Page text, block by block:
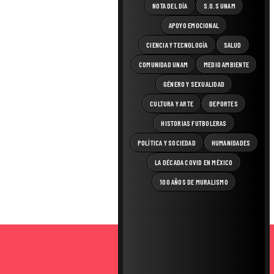
NOTA DEL DÍA S.O.S UNAM
APOYO EMOCIONAL
CIENCIA Y TECNOLOGÍA SALUD
COMUNIDAD UNAM MEDIO AMBIENTE
GÉNERO Y SEXUALIDAD
CULTURA Y ARTE DEPORTES
HISTORIAS FUTBOLERAS
POLÍTICA Y SOCIEDAD HUMANIDADES
LA DÉCADA COVID EN MÉXICO
100 AÑOS DE MURALISMO